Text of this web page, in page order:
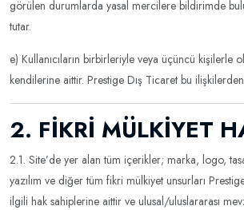
görülen durumlarda yasal mercilere bildirimde
tutar.
e) Kullanıcıların birbirleriyle veya üçüncü kişilerle
kendilerine aittir. Prestige Dış Ticaret bu
2. FİKRİ MÜLKİYET
2.1. Site’de yer alan tüm içerikler; marka, logo,
yazılım ve diğer tüm fikri mülkiyet unsurları
ilgili hak sahiplerine aittir ve ulusal/uluslararası